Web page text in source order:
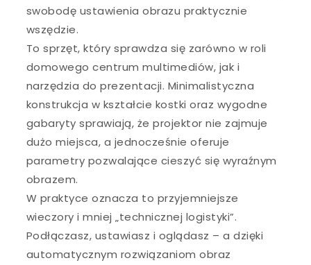
swobodę ustawienia obrazu praktycznie
wszędzie.
To sprzęt, który sprawdza się zarówno w roli
domowego centrum multimediów, jak i
narzędzia do prezentacji. Minimalistyczna
konstrukcja w kształcie kostki oraz wygodne
gabaryty sprawiają, że projektor nie zajmuje
dużo miejsca, a jednocześnie oferuje
parametry pozwalające cieszyć się wyraźnym
obrazem.
W praktyce oznacza to przyjemniejsze
wieczory i mniej „technicznej logistyki”.
Podłączasz, ustawiasz i oglądasz – a dzięki
automatycznym rozwiązaniom obraz